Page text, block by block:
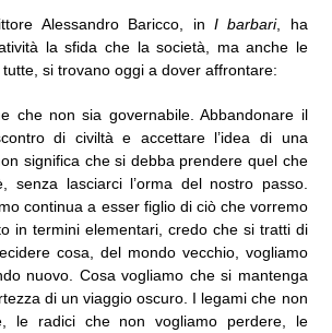
Alessandro Baricco, in I barbari, ha
la sfida che la società, ma anche le
si trovano oggi a dover affrontare:
che non sia governabile. Abbandonare il
di civiltà e accettare l’idea di una
significa che si debba prendere quel che
senza lasciarci l’orma del nostro passo.
continua a esser figlio di ciò che vorremo
in termini elementari, credo che si tratti di
cosa, del mondo vecchio, vogliamo
nuovo. Cosa vogliamo che si mantenga
di un viaggio oscuro. I legami che non
le radici che non vogliamo perdere, le